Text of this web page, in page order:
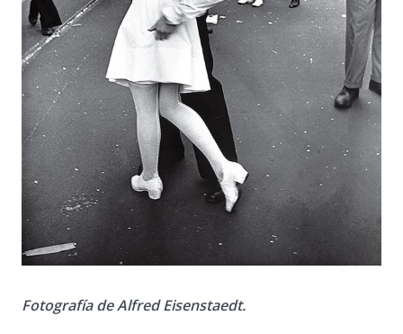
Fotografía de Alfred Eisenstaedt.